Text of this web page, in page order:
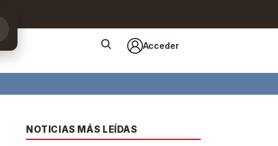
Acceder
NOTICIAS MÁS LEÍDAS